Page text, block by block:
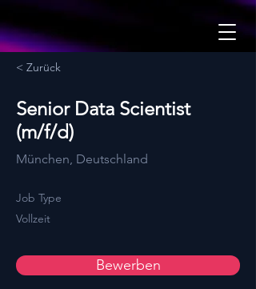
< Zurück
Senior Data Scientist
(m/f/d)
München, Deutschland
Job Type
Vollzeit
Bewerben